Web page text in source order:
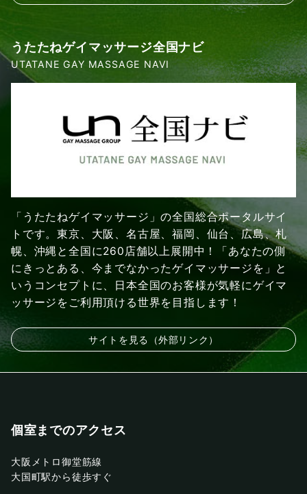
うたたねゲイマッサージ全国ナビ
UTATANE GAY MASSAGE NAVI
「うたたねゲイマッサージ」の全国総合ポータルサイ
トです。東京、大阪、名古屋、福岡、仙台、広島、札
幌、沖縄と全国に260店舗以上展開中！「あなたの側
にきっとある、今までなかったゲイマッサージを」と
いうコンセプトに、日本全国のお客様が気軽にゲイマ
ッサージをご利用頂ける世界を目指します！
サイトを見る（外部リンク）
個室までのアクセス
大阪メトロ御堂筋線
大国町駅から徒歩すぐ